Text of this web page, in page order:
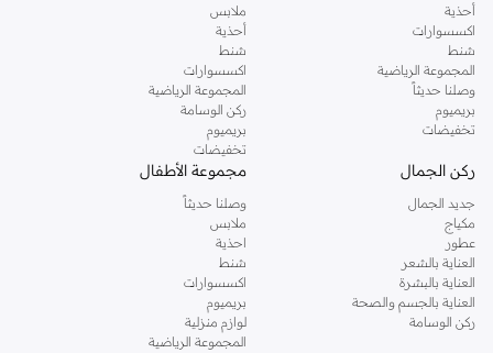
أحذية
اكسسوارات
شنط
المجموعة الرياضية
وصلنا حديثاً
بريميوم
تخفيضات
ملابس
أحذية
شنط
اكسسوارات
المجموعة الرياضية
ركن الوسامة
بريميوم
تخفيضات
ركن الجمال
جديد الجمال
مكياج
عطور
العناية بالشعر
العناية بالبشرة
العناية بالجسم والصحة
ركن الوسامة
مجموعة الأطفال
وصلنا حديثاً
ملابس
احذية
شنط
اكسسوارات
بريميوم
لوازم منزلية
المجموعة الرياضية